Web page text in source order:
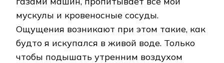
мускулы и кровеносные сосуды.
Ощущения возникают при этом такие, как
будто я искупался в живой воде. Только
чтобы подышать утренним воздухом